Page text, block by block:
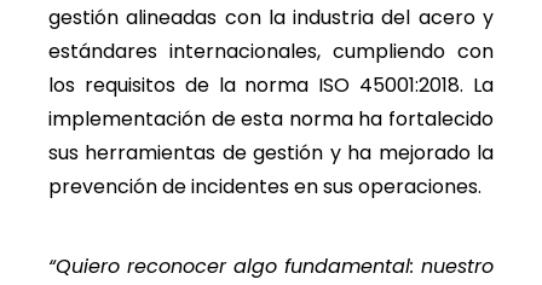
gestión alineadas con la industria del acero y
estándares internacionales, cumpliendo con
los requisitos de la norma ISO 45001:2018. La
implementación de esta norma ha fortalecido
sus herramientas de gestión y ha mejorado la
prevención de incidentes en sus operaciones.
“Quiero reconocer algo fundamental: nuestro